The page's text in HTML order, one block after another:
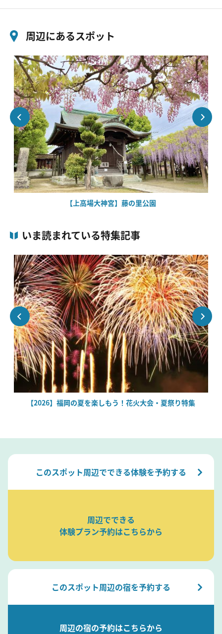
周辺にあるスポット
【上高場大神宮】藤の里公園
いま読まれている特集記事
【2026】福岡の夏を楽しもう！花火大会・夏祭り特集
このスポット周辺でできる体験を予約する
周辺でできる
体験プラン予約はこちらから
このスポット周辺の宿を予約する
周辺の宿の予約はこちらから